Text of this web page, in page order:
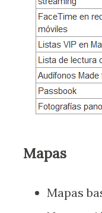
Mapas
Mapas